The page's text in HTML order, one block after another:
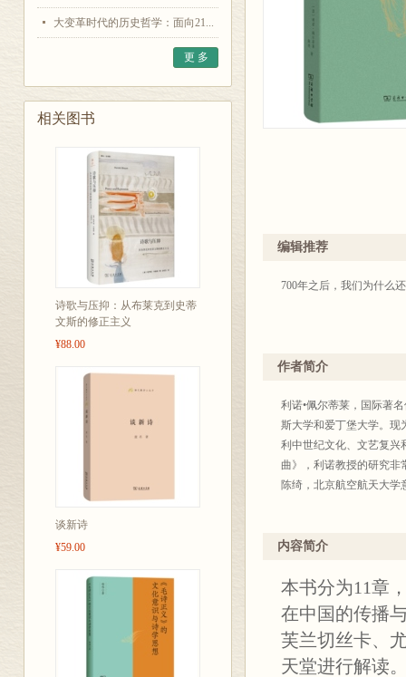
大变革时代的历史哲学：面向21...
更 多
相关图书
诗歌与压抑：从布莱克到史蒂
文斯的修正主义
¥88.00
谈新诗
¥59.00
编辑推荐
700年之后，我们为什么
作者简介
利诺•佩尔蒂莱，国际著
斯大学和爱丁堡大学。现
利中世纪文化、文艺复兴
曲》，利诺教授的研究非
陈绮，北京航空航天大学
内容简介
本书分为11章
在中国的传播
芙兰切丝卡、
天堂进行解读